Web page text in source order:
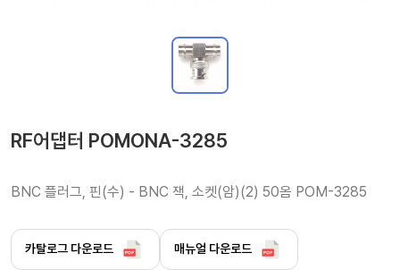
RF어댑터 POMONA-3285
BNC 플러그, 핀(수) - BNC 잭, 소켓(암)(2) 50옴 POM-3285
카탈로그 다운로드 매뉴얼 다운로드